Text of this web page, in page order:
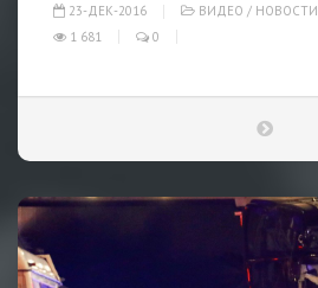
23-ДЕК-2016 ВИДЕО / НОВОСТИ
1 681
0